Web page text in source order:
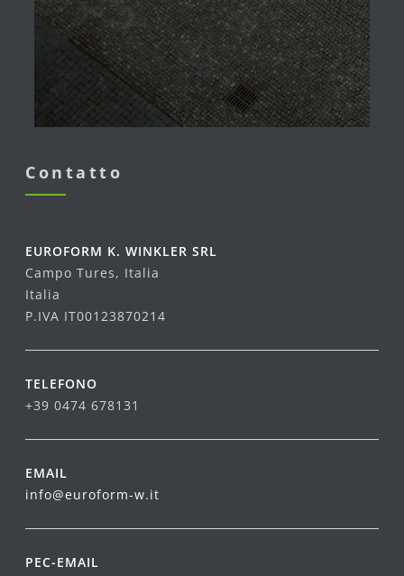
Contatto
EUROFORM K. WINKLER SRL
Campo Tures, Italia
Italia
P.IVA IT00123870214
TELEFONO
+39 0474 678131
EMAIL
info@euroform-w.it
PEC-EMAIL